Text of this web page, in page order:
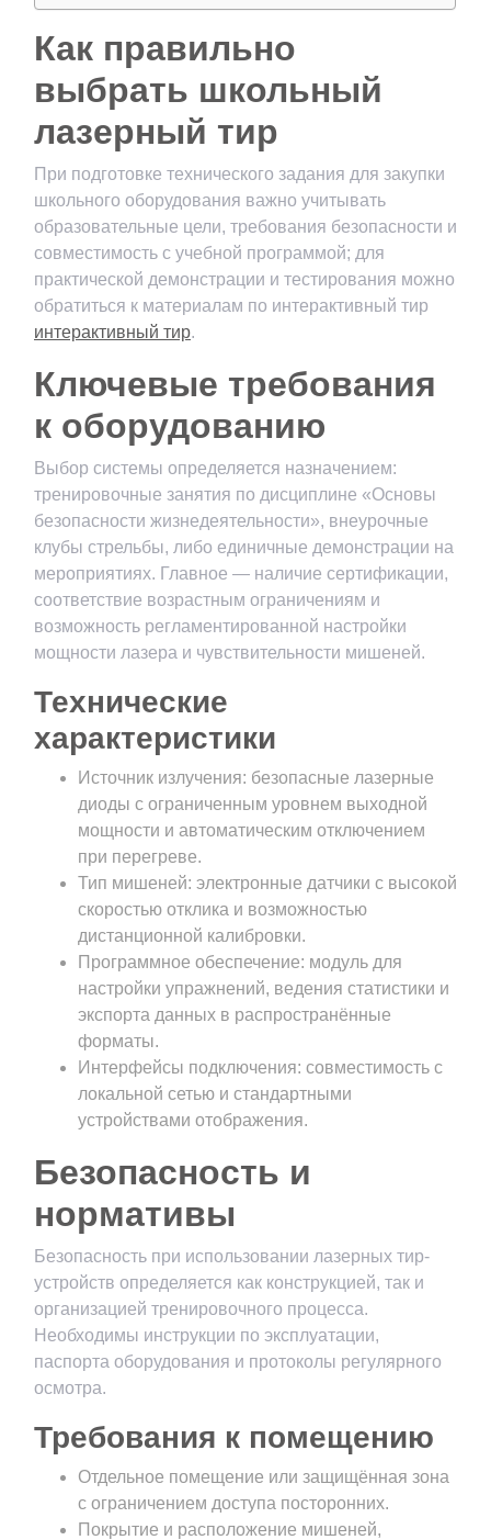
Как правильно
выбрать школьный
лазерный тир
При подготовке технического задания для закупки
школьного оборудования важно учитывать
образовательные цели, требования безопасности и
совместимость с учебной программой; для
практической демонстрации и тестирования можно
обратиться к материалам по интерактивный тир
интерактивный тир.
Ключевые требования
к оборудованию
Выбор системы определяется назначением:
тренировочные занятия по дисциплине «Основы
безопасности жизнедеятельности», внеурочные
клубы стрельбы, либо единичные демонстрации на
мероприятиях. Главное — наличие сертификации,
соответствие возрастным ограничениям и
возможность регламентированной настройки
мощности лазера и чувствительности мишеней.
Технические
характеристики
Источник излучения: безопасные лазерные
диоды с ограниченным уровнем выходной
мощности и автоматическим отключением
при перегреве.
Тип мишеней: электронные датчики с высокой
скоростью отклика и возможностью
дистанционной калибровки.
Программное обеспечение: модуль для
настройки упражнений, ведения статистики и
экспорта данных в распространённые
форматы.
Интерфейсы подключения: совместимость с
локальной сетью и стандартными
устройствами отображения.
Безопасность и
нормативы
Безопасность при использовании лазерных тир-
устройств определяется как конструкцией, так и
организацией тренировочного процесса.
Необходимы инструкции по эксплуатации,
паспорта оборудования и протоколы регулярного
осмотра.
Требования к помещению
Отдельное помещение или защищённая зона
с ограничением доступа посторонних.
Покрытие и расположение мишеней,